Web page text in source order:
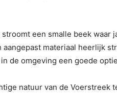
een smalle beek waar
materiaal heerlijk
de omgeving een goede
natuur van de Voerstreek